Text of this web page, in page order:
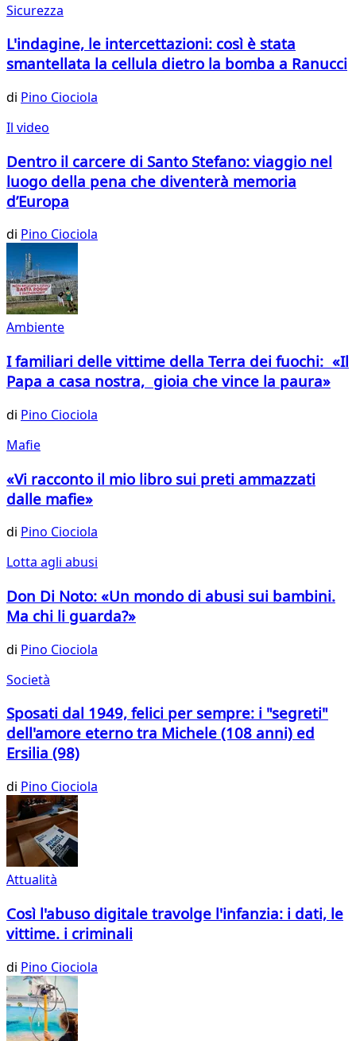
Sicurezza
L'indagine, le intercettazioni: così è stata
smantellata la cellula dietro la bomba a Ranucci
di Pino Ciociola
Il video
Dentro il carcere di Santo Stefano: viaggio nel
luogo della pena che diventerà memoria
d’Europa
di Pino Ciociola
Ambiente
I familiari delle vittime della Terra dei fuochi: «Il
Papa a casa nostra, gioia che vince la paura»
di Pino Ciociola
Mafie
«Vi racconto il mio libro sui preti ammazzati
dalle mafie»
di Pino Ciociola
Lotta agli abusi
Don Di Noto: «Un mondo di abusi sui bambini.
Ma chi li guarda?»
di Pino Ciociola
Società
Sposati dal 1949, felici per sempre: i "segreti"
dell'amore eterno tra Michele (108 anni) ed
Ersilia (98)
di Pino Ciociola
Attualità
Così l'abuso digitale travolge l'infanzia: i dati, le
vittime. i criminali
di Pino Ciociola